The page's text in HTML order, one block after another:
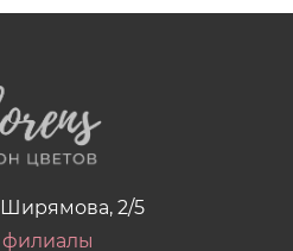
Ширямова, 2/5
филиалы